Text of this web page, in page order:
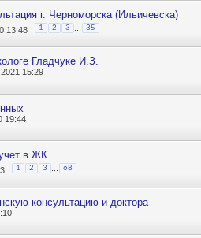
г. Черноморска (Ильичевска)
13:48 1 2 3 35
Гладчуке И.З.
15:29
19:44
в ЖК
1 2 3 68
консультацию и доктора